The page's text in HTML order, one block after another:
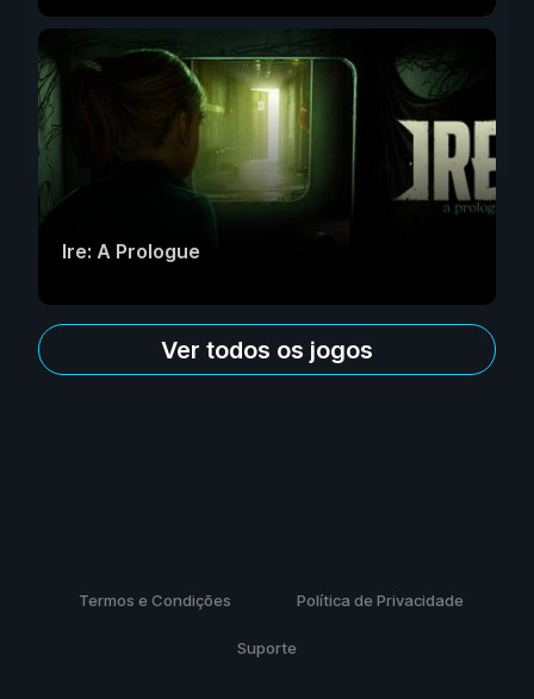
Ire: A Prologue
Ver todos os jogos
Termos e Condições Política de Privacidade
Suporte